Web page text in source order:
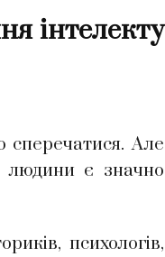
інтелекту
Але
людини є значно
психологів,